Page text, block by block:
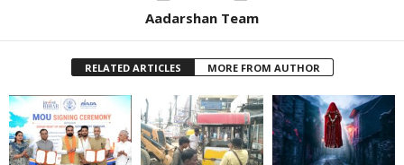
Aadarshan Team
RELATED ARTICLES MORE FROM AUTHOR